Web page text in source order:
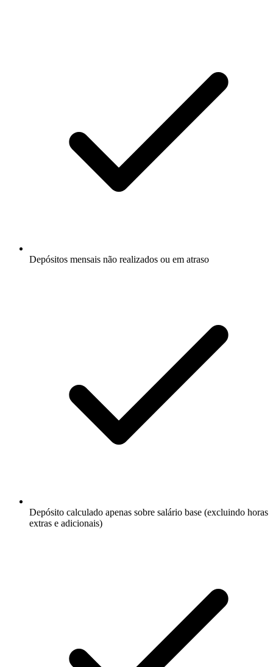
Depósitos mensais não realizados ou em atraso
Depósito calculado apenas sobre salário base (excluindo horas
extras e adicionais)